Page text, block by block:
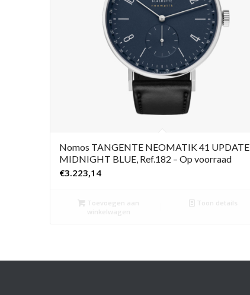
Nomos TANGENTE NEOMATIK 41 UPDATE
MIDNIGHT BLUE, Ref.182 – Op voorraad
€3.223,14
Toevoegen aan
winkelwagen
Toon details